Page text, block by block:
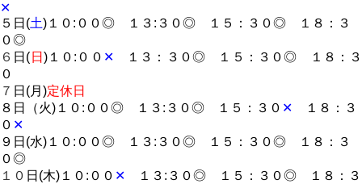
✕
５日(土)１０:００◎ １３:３０◎ １５：３０◎ １８：３
０◎
６ 日( 日 )１０:００ ✕ １３：３０◎ １５：３０◎ １８：３
０
７ 日(月)定休日
８日（火)１０:００◎ １３:３０◎ １５：３０ ✕ １８：３
０ ✕
９日(水)１０:００◎ １３:３０◎ １５：３０◎ １８：３
０◎
１０ 日(木)１０:００ ✕ １３:３０◎ １５：３０◎ １８：３